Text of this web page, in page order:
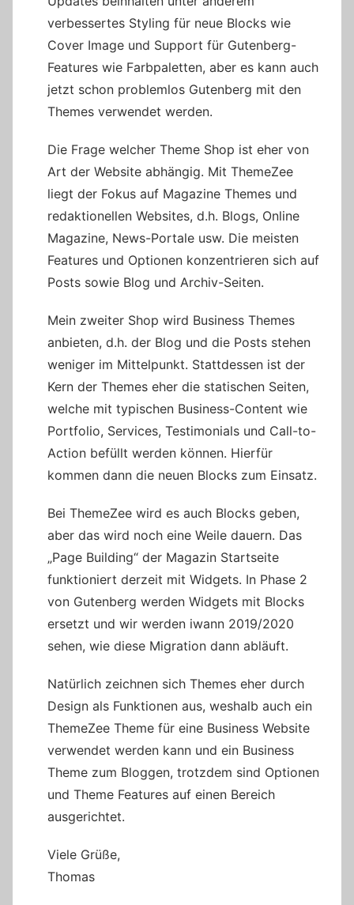
verbessertes Styling für neue Blocks wie
Cover Image und Support für Gutenberg-
Features wie Farbpaletten, aber es kann auch
jetzt schon problemlos Gutenberg mit den
Themes verwendet werden.
Die Frage welcher Theme Shop ist eher von
Art der Website abhängig. Mit ThemeZee
liegt der Fokus auf Magazine Themes und
redaktionellen Websites, d.h. Blogs, Online
Magazine, News-Portale usw. Die meisten
Features und Optionen konzentrieren sich auf
Posts sowie Blog und Archiv-Seiten.
Mein zweiter Shop wird Business Themes
anbieten, d.h. der Blog und die Posts stehen
weniger im Mittelpunkt. Stattdessen ist der
Kern der Themes eher die statischen Seiten,
welche mit typischen Business-Content wie
Portfolio, Services, Testimonials und Call-to-
Action befüllt werden können. Hierfür
kommen dann die neuen Blocks zum Einsatz.
Bei ThemeZee wird es auch Blocks geben,
aber das wird noch eine Weile dauern. Das
„Page Building“ der Magazin Startseite
funktioniert derzeit mit Widgets. In Phase 2
von Gutenberg werden Widgets mit Blocks
ersetzt und wir werden iwann 2019/2020
sehen, wie diese Migration dann abläuft.
Natürlich zeichnen sich Themes eher durch
Design als Funktionen aus, weshalb auch ein
ThemeZee Theme für eine Business Website
verwendet werden kann und ein Business
Theme zum Bloggen, trotzdem sind Optionen
und Theme Features auf einen Bereich
ausgerichtet.
Viele Grüße,
Thomas